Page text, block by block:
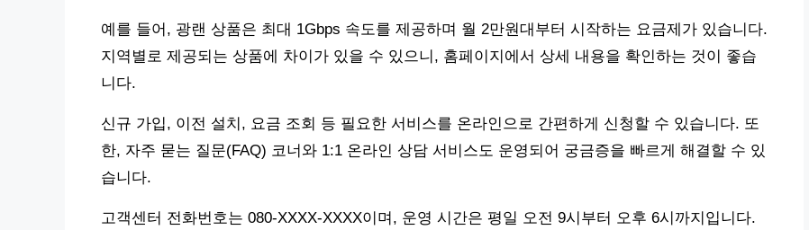
예를 들어, 광랜 상품은 최대 1Gbps 속도를 제공하며 월 2만원대부터 시작하는 요금제가 있습니다.
지역별로 제공되는 상품에 차이가 있을 수 있으니, 홈페이지에서 상세 내용을 확인하는 것이 좋습
니다.
신규 가입, 이전 설치, 요금 조회 등 필요한 서비스를 온라인으로 간편하게 신청할 수 있습니다. 또
한, 자주 묻는 질문(FAQ) 코너와 1:1 온라인 상담 서비스도 운영되어 궁금증을 빠르게 해결할 수 있
습니다.
고객센터 전화번호는 080-XXXX-XXXX이며, 운영 시간은 평일 오전 9시부터 오후 6시까지입니다.